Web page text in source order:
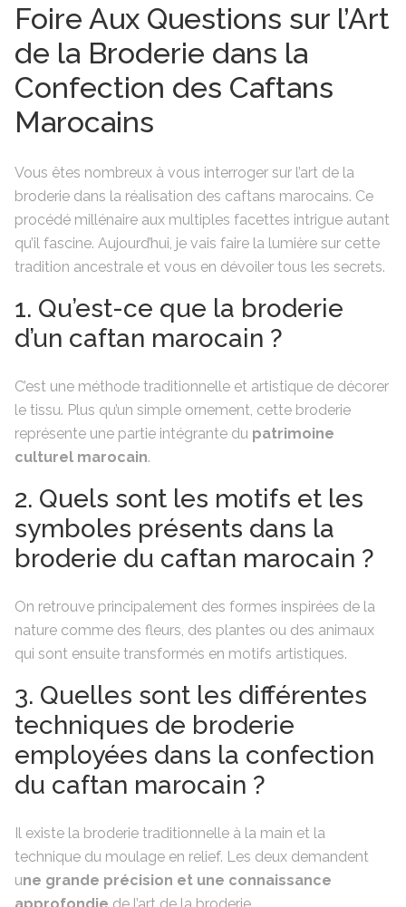
Foire Aux Questions sur l’Art
de la Broderie dans la
Confection des Caftans
Marocains
Vous êtes nombreux à vous interroger sur l’art de la
broderie dans la réalisation des caftans marocains. Ce
procédé millénaire aux multiples facettes intrigue autant
qu’il fascine. Aujourd’hui, je vais faire la lumière sur cette
tradition ancestrale et vous en dévoiler tous les secrets.
1. Qu’est-ce que la broderie
d’un caftan marocain ?
C’est une méthode traditionnelle et artistique de décorer
le tissu. Plus qu’un simple ornement, cette broderie
représente une partie intégrante du patrimoine
culturel marocain.
2. Quels sont les motifs et les
symboles présents dans la
broderie du caftan marocain ?
On retrouve principalement des formes inspirées de la
nature comme des fleurs, des plantes ou des animaux
qui sont ensuite transformés en motifs artistiques.
3. Quelles sont les différentes
techniques de broderie
employées dans la confection
du caftan marocain ?
Il existe la broderie traditionnelle à la main et la
technique du moulage en relief. Les deux demandent
une grande précision et une connaissance